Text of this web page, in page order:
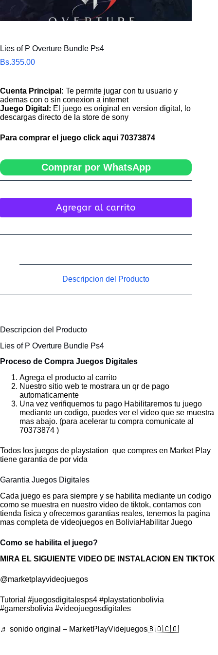
Lies of P Overture Bundle Ps4
Bs.355.00
Cuenta Principal: Te permite jugar con tu usuario y
ademas con o sin conexion a internet
Juego Digital: El juego es original en version digital, lo
descargas directo de la store de sony
Para comprar el juego click aqui 70373874
Comprar por WhatsApp
Agregar al carrito
Descripcion del Producto
Descripcion del Producto
Lies of P Overture Bundle Ps4
Proceso de Compra Juegos Digitales
Agrega el producto al carrito
Nuestro sitio web te mostrara un qr de pago
automaticamente
Una vez verifiquemos tu pago Habilitaremos tu juego
mediante un codigo, puedes ver el video que se muestra
mas abajo. (para acelerar tu compra comunicate al
70373874 )
Todos los juegos de playstation que compres en Market Play
tiene garantia de por vida
Garantia Juegos Digitales
Cada juego es para siempre y se habilita mediante un codigo
como se muestra en nuestro video de tiktok, contamos con
tienda fisica y ofrecemos garantias reales, tenemos la pagina
mas completa de videojuegos en BoliviaHabilitar Juego
Como se habilita el juego?
MIRA EL SIGUIENTE VIDEO DE INSTALACION EN TIKTOK
@marketplayvideojuegos
Tutorial #juegosdigitalesps4 #playstationbolivia
#gamersbolivia #videojuegosdigitales
♬ sonido original – MarketPlayVidejuegos🇧🇴🇨🇴